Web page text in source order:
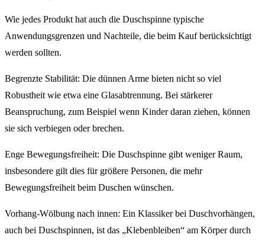
Wie jedes Produkt hat auch die Duschspinne typische
Anwendungsgrenzen und Nachteile, die beim Kauf berücksichtigt
werden sollten.
Begrenzte Stabilität: Die dünnen Arme bieten nicht so viel
Robustheit wie etwa eine Glasabtrennung. Bei stärkerer
Beanspruchung, zum Beispiel wenn Kinder daran ziehen, können
sie sich verbiegen oder brechen.
Enge Bewegungsfreiheit: Die Duschspinne gibt weniger Raum,
insbesondere gilt dies für größere Personen, die mehr
Bewegungsfreiheit beim Duschen wünschen.
Vorhang-Wölbung nach innen: Ein Klassiker bei Duschvorhängen,
auch bei Duschspinnen, ist das „Klebenbleiben“ am Körper durch